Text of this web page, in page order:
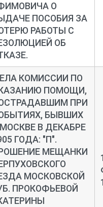
О
ПОСОБИЯ ЗА
РАБОТЫ С
ОБ
КОМИССИИ ПО
ПОМОЩИ,
ПРИ
БЫВШИХ
В ДЕКАБРЕ
ГОДА: "П".
МЕЩАНКИ
МОСКОВСКОЙ
ПРОКОФЬЕВОЙ